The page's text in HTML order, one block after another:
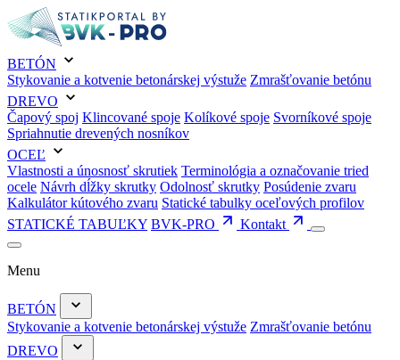
BETÓN
Stykovanie a kotvenie betonárskej výstuže Zmrašťovanie betónu
DREVO
Čapový spoj Klincované spoje Kolíkové spoje Svorníkové spoje
Spriahnutie drevených nosníkov
OCEĽ
Vlastnosti a únosnosť skrutiek Terminológia a označovanie tried
ocele Návrh dĺžky skrutky Odolnosť skrutky Posúdenie zvaru
Kalkulátor kútového zvaru Statické tabulky oceľových profilov
STATICKÉ TABUĽKY BVK-PRO Kontakt
Menu
BETÓN
Stykovanie a kotvenie betonárskej výstuže Zmrašťovanie betónu
DREVO